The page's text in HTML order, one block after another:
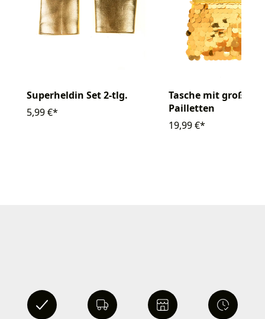
Superheldin Set 2-tlg.
5,99 €*
Tasche mit großen
Pailletten
19,99 €*